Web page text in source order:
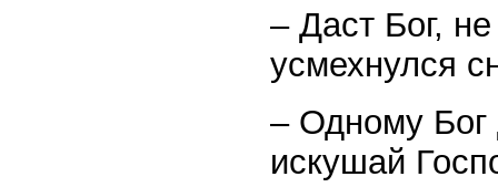
– Даст Бог,
усмехнулся
– Одному Бог
искушай